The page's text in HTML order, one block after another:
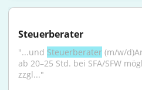
Steuerberater
"...und Steuerberater (m/w/
ab 20–25 Std. bei SFA/SFW
zzgl..."